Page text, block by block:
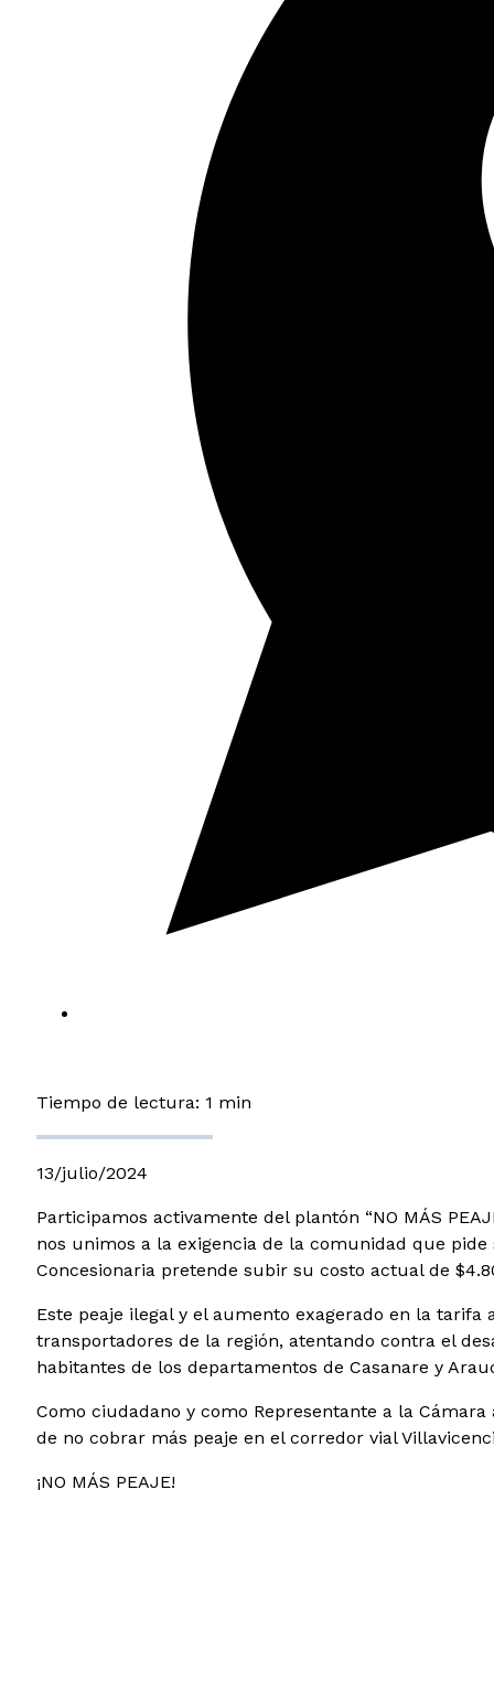
Tiempo de lectura: 1 min
13/julio/2024
Participamos activamente del plantón “NO MÁS
nos unimos a la exigencia de la comunidad que
Concesionaria pretende subir su costo actual de
Este peaje ilegal y el aumento exagerado en la
transportadores de la región, atentando contra el
habitantes de los departamentos de Casanare y
Como ciudadano y como Representante a la
de no cobrar más peaje en el corredor vial
¡NO MÁS PEAJE!